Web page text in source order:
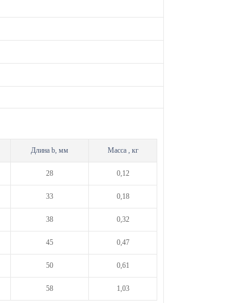
Длина b, мм Масса , кг
28 0,12
33 0,18
38 0,32
45 0,47
50 0,61
58 1,03